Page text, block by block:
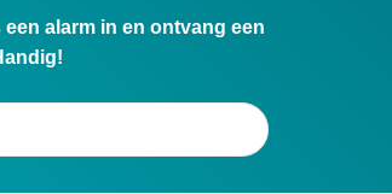
alarm in en ontvang een